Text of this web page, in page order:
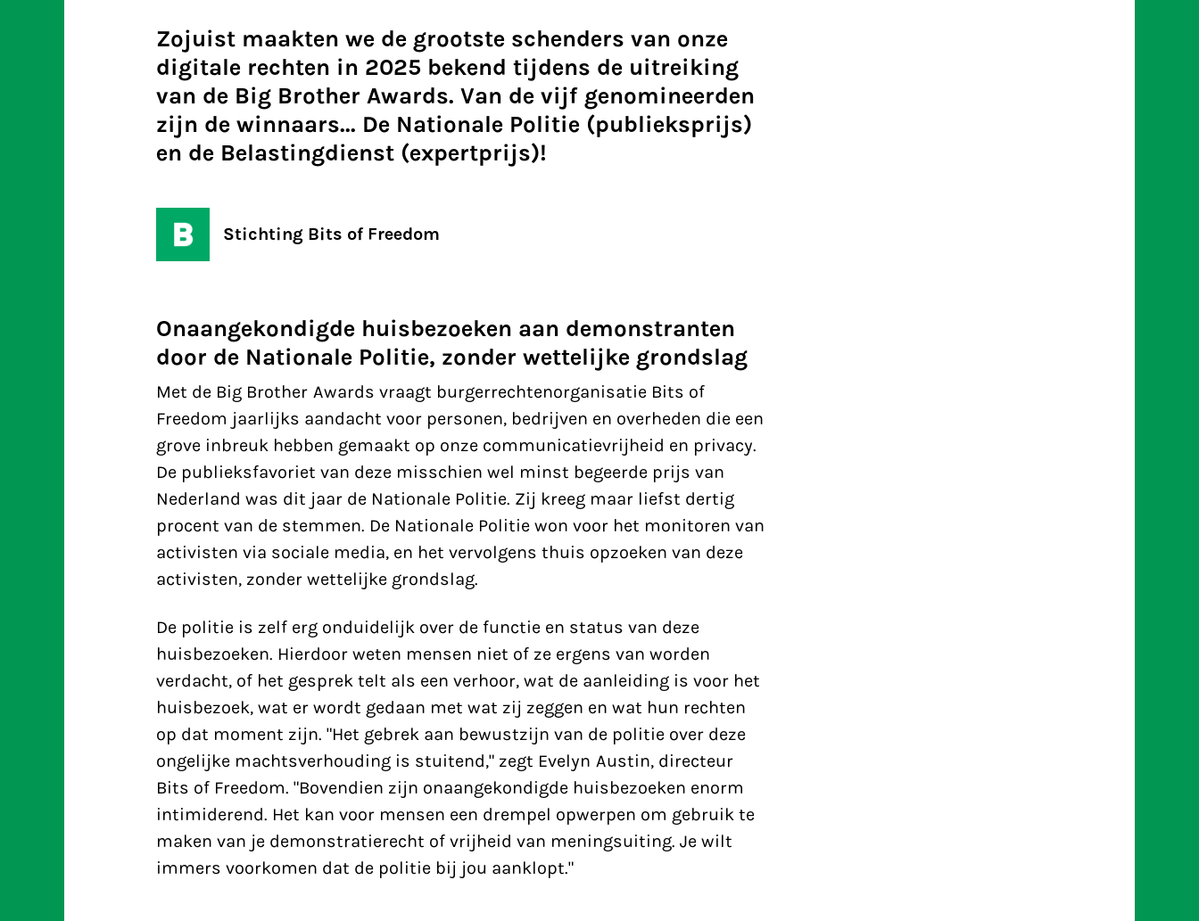
Zojuist maakten we de grootste schenders van onze
digitale rechten in 2025 bekend tijdens de uitreiking
van de Big Brother Awards. Van de vijf genomineerden
zijn de winnaars... De Nationale Politie (publieksprijs)
en de Belastingdienst (expertprijs)!
Stichting Bits of Freedom
Onaangekondigde huisbezoeken aan demonstranten
door de Nationale Politie, zonder wettelijke grondslag
Met de Big Brother Awards vraagt burgerrechtenorganisatie Bits of
Freedom jaarlijks aandacht voor personen, bedrijven en overheden die een
grove inbreuk hebben gemaakt op onze communicatievrijheid en privacy.
De publieksfavoriet van deze misschien wel minst begeerde prijs van
Nederland was dit jaar de Nationale Politie. Zij kreeg maar liefst dertig
procent van de stemmen. De Nationale Politie won voor het monitoren van
activisten via sociale media, en het vervolgens thuis opzoeken van deze
activisten, zonder wettelijke grondslag.
De politie is zelf erg onduidelijk over de functie en status van deze
huisbezoeken. Hierdoor weten mensen niet of ze ergens van worden
verdacht, of het gesprek telt als een verhoor, wat de aanleiding is voor het
huisbezoek, wat er wordt gedaan met wat zij zeggen en wat hun rechten
op dat moment zijn. "Het gebrek aan bewustzijn van de politie over deze
ongelijke machtsverhouding is stuitend," zegt Evelyn Austin, directeur
Bits of Freedom. "Bovendien zijn onaangekondigde huisbezoeken enorm
intimiderend. Het kan voor mensen een drempel opwerpen om gebruik te
maken van je demonstratierecht of vrijheid van meningsuiting. Je wilt
immers voorkomen dat de politie bij jou aanklopt."